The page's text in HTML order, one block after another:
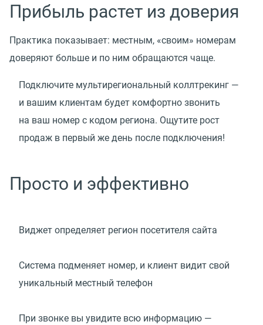
Прибыль растет из доверия
Практика показывает: местным, «своим» номерам
доверяют больше и по ним обращаются чаще.
Подключите мультирегиональный коллтрекинг —
и вашим клиентам будет комфортно звонить
на ваш номер с кодом региона. Ощутите рост
продаж в первый же день после подключения!
Просто и эффективно
Виджет определяет регион посетителя сайта
Система подменяет номер, и клиент видит свой
уникальный местный телефон
При звонке вы увидите всю информацию —